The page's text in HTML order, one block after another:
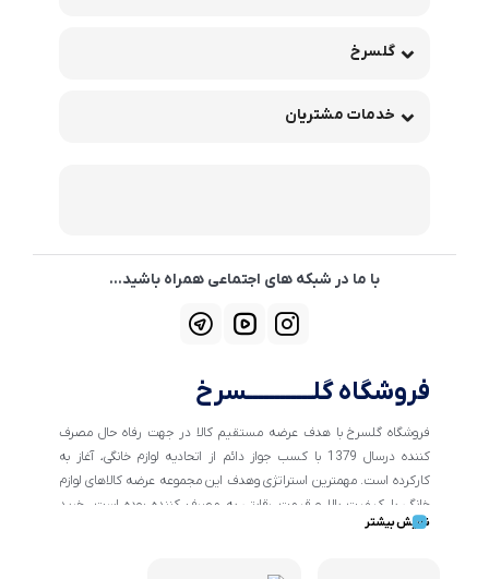
گلسرخ
خدمات مشتریان
با ما در شبکه های اجتماعی همراه باشید...
فروشگاه گلــــــــــــسرخ
فروشگاه گلسرخ با هدف عرضه مستقیم کالا در جهت رفاه حال مصرف
کننده درسال 1379 با کسب جواز دائم از اتحادیه لوازم خانگی، آغاز به
کارکرده است. مهمترین استراتژی وهدف این مجموعه عرضه کالاهای لوازم
خانگی با کیفیت بالا و قیمت رقابتی به مصرف کننده بوده است. خرید
کالاهای خانگی و تهیه جهیزیه دراین فروشگاه آسان ومطمئن صورت می
نمایش بیشتر